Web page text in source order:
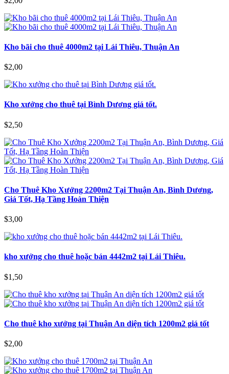
Kho bãi cho thuê 4000m2 tại Lái Thiêu, Thuận An
$2,00
Kho xưởng cho thuê tại Bình Dương giá tốt.
$2,50
Cho Thuê Kho Xưởng 2200m2 Tại Thuận An, Bình Dương,
Giá Tốt, Hạ Tầng Hoàn Thiện
$3,00
kho xưởng cho thuê hoặc bán 4442m2 tại Lái Thiêu.
$1,50
Cho thuê kho xưởng tại Thuận An diện tích 1200m2 giá tốt
$2,00